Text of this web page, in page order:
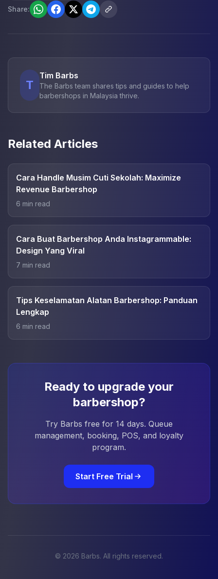
Share:
T
Tim Barbs
The Barbs team shares tips and guides to help
barbershops in Malaysia thrive.
Related Articles
Cara Handle Musim Cuti Sekolah: Maximize
Revenue Barbershop
6 min read
Cara Buat Barbershop Anda Instagrammable:
Design Yang Viral
7 min read
Tips Keselamatan Alatan Barbershop: Panduan
Lengkap
6 min read
Ready to upgrade your
barbershop?
Try Barbs free for 14 days. Queue
management, booking, POS, and loyalty
program.
Start Free Trial
© 2026 Barbs. All rights reserved.